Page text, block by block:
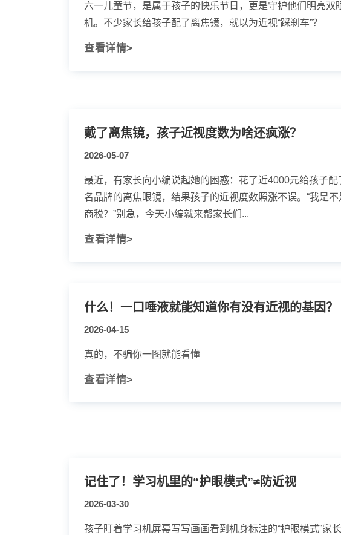
六一儿童节，是属于孩子的快乐节日，更是守护他们明亮双
机。不少家长给孩子配了离焦镜，就以为近视“踩刹车”？
查看详情>
戴了离焦镜，孩子近视度数为啥还疯涨？
2026-05-07
最近，有家长向小编说起她的困惑：花了近4000元给孩子配
名品牌的离焦眼镜，结果孩子的近视度数照涨不误。“我是不
商税？”别急，今天小编就来帮家长们...
查看详情>
什么！一口唾液就能知道你有没有近视的基因？
2026-04-15
真的，不骗你一图就能看懂
查看详情>
记住了！学习机里的“护眼模式”≠防近视
2026-03-30
孩子盯着学习机屏幕写写画画看到机身标注的“护眼模式”家